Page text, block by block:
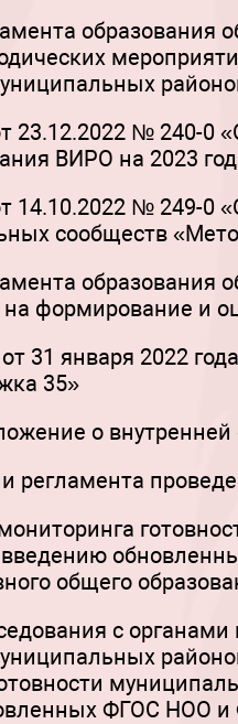
образования
23.12.2022 № 240-0
ВИРО на 2023
14.10.2022 № 249-0
сообществ
образования
формирование и
31 января 2022
35»
о внутренней
регламента
общего
с
ФГОС НОО